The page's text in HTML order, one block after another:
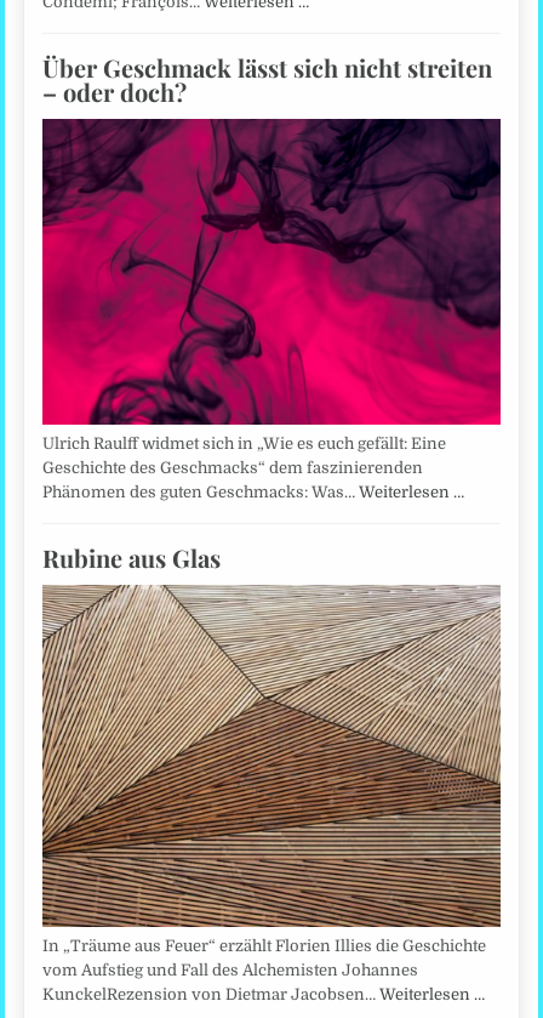
Über Geschmack lässt sich nicht streiten
– oder doch?
Ulrich Raulff widmet sich in „Wie es euch gefällt: Eine
Geschichte des Geschmacks“ dem faszinierenden
Phänomen des guten Geschmacks: Was…Weiterlesen …
Rubine aus Glas
In „Träume aus Feuer“ erzählt Florien Illies die Geschichte
vom Aufstieg und Fall des Alchemisten Johannes
KunckelRezension von Dietmar Jacobsen…Weiterlesen …